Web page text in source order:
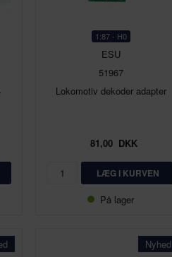
1:87 - H0
ESU
51967
Lokomotiv dekoder adapter
81,00DKK
På lager
Nyhed